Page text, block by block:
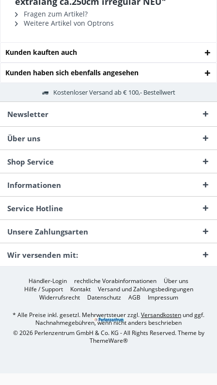
Fragen zum Artikel?
Weitere Artikel von Optrons
Kunden kauften auch
Kunden haben sich ebenfalls angesehen
Kostenloser Versand ab € 100,- Bestellwert
Newsletter
Über uns
Shop Service
Informationen
Service Hotline
Unsere Zahlungsarten
Wir versenden mit:
Händler-Login rechtliche Vorabinformationen
Über uns
Hilfe / Support
Kontakt
Versand und Zahlungsbedingungen
Widerrufsrecht
Datenschutz AGB Impressum
* Alle Preise inkl. gesetzl. Mehrwertsteuer zzgl.Versandkosten und ggf.
Nachnahmegebühren, wenn nicht anders beschrieben
© 2026 Perlenzentrum GmbH & Co. KG - All Rights Reserved. Theme by
ThemeWare®